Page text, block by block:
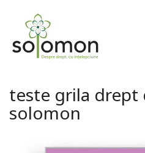
teste grila drept
solomon